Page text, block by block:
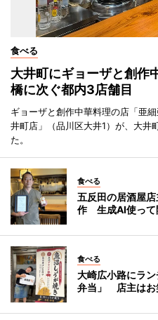
食べる
大井町にギョーザと創
橋に次ぐ都内3店舗目
ギョーザと創作中華料理の店「亜
井町店」（品川区大井1）が、大井
た。
食べる
五反田の居酒屋
作 生成AI使って
食べる
大崎広小路にラ
弁当」 店主はお